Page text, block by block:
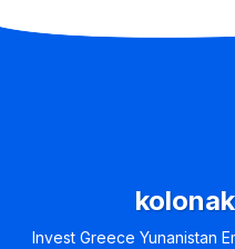
Invest Greece Yunanistan